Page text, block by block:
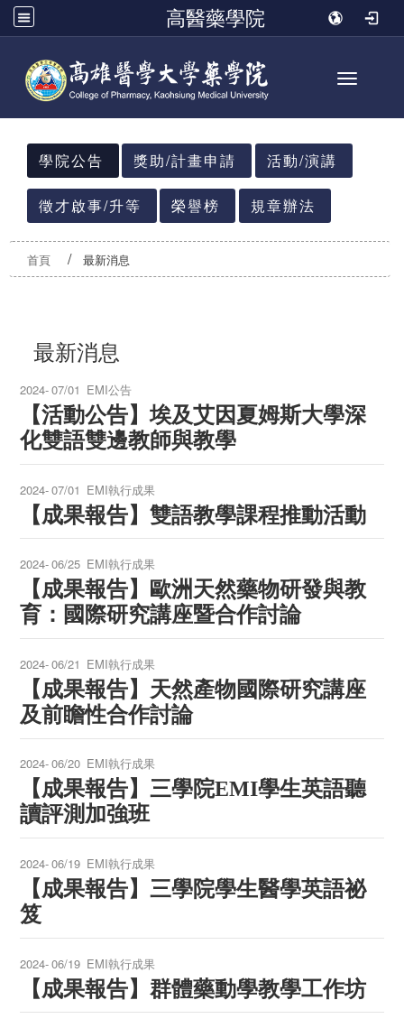
高醫藥學院
Toggle
:::
學院公告
獎助/計畫申請 活動/演講
徵才啟事/升等 榮譽榜 規章辦法
首頁 最新消息
最新消息
2024-07/01 EMI公告
【活動公告】埃及艾因夏姆斯大學深
化雙語雙邊教師與教學
2024-07/01 EMI執行成果
【成果報告】雙語教學課程推動活動
2024-06/25 EMI執行成果
【成果報告】歐洲天然藥物研發與教
育：國際研究講座暨合作討論
2024-06/21 EMI執行成果
【成果報告】天然產物國際研究講座
及前瞻性合作討論
2024-06/20 EMI執行成果
【成果報告】三學院EMI學生英語聽
讀評測加強班
2024-06/19 EMI執行成果
【成果報告】三學院學生醫學英語祕
笈
2024-06/19 EMI執行成果
【成果報告】群體藥動學教學工作坊